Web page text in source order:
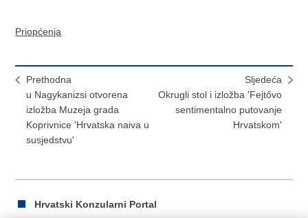
Priopćenja
Prethodna
u Nagykanizsi otvorena
izložba Muzeja grada
Koprivnice 'Hrvatska naiva u
susjedstvu'
Sljedeća
Okrugli stol i izložba 'Fejtővo
sentimentalno putovanje
Hrvatskom'
Hrvatski Konzularni Portal